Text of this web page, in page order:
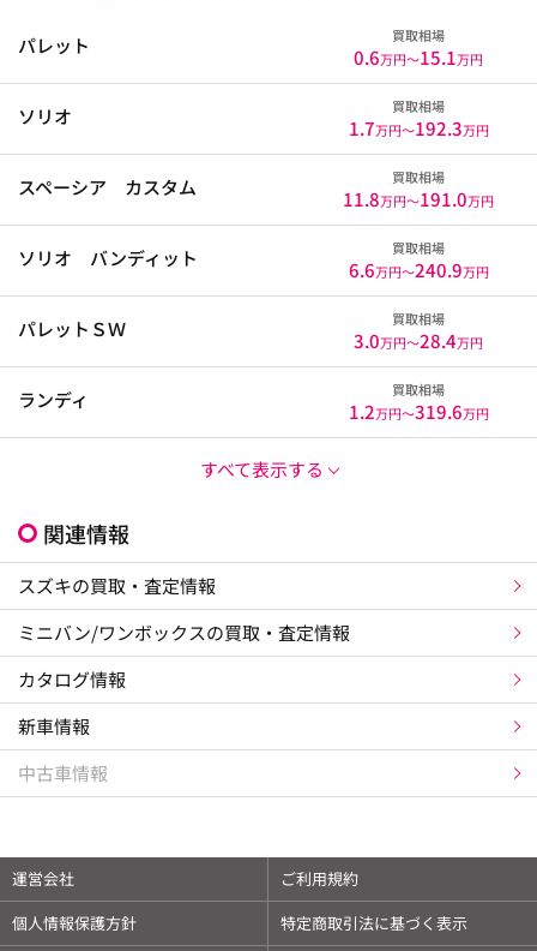
パレット 買取相場
0.6万円〜15.1万円
ソリオ 買取相場
1.7万円〜192.3万円
スペーシア カスタム 買取相場
11.8万円〜191.0万円
ソリオ バンディット 買取相場
6.6万円〜240.9万円
パレットＳＷ 買取相場
3.0万円〜28.4万円
ランディ 買取相場
1.2万円〜319.6万円
すべて表示する
関連情報
スズキの買取・査定情報
ミニバン/ワンボックスの買取・査定情報
カタログ情報
新車情報
中古車情報
運営会社
ご利用規約
個人情報保護方針
特定商取引法に基づく表示